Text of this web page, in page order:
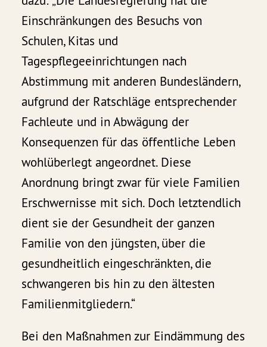
Einschränkungen des Besuchs von
Schulen, Kitas und
Tagespflegeeinrichtungen nach
Abstimmung mit anderen Bundesländern,
aufgrund der Ratschläge entsprechender
Fachleute und in Abwägung der
Konsequenzen für das öffentliche Leben
wohlüberlegt angeordnet. Diese
Anordnung bringt zwar für viele Familien
Erschwernisse mit sich. Doch letztendlich
dient sie der Gesundheit der ganzen
Familie von den jüngsten, über die
gesundheitlich eingeschränkten, die
schwangeren bis hin zu den ältesten
Familienmitgliedern.“
Bei den Maßnahmen zur Eindämmung des